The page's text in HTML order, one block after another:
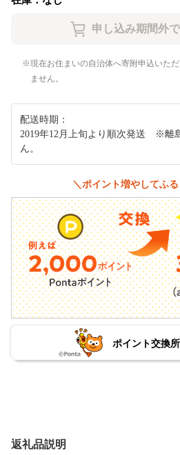
現在お住まいの自治体へ寄附申込いた
ません。
配送時期：
2019年12月上旬より順次発送 ※離
ん。
＼ポイント増やしてふ
ポイント交換
返礼品説明